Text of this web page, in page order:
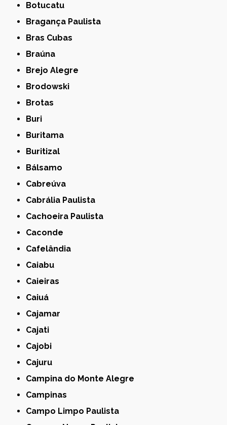
Botucatu
Bragança Paulista
Bras Cubas
Braúna
Brejo Alegre
Brodowski
Brotas
Buri
Buritama
Buritizal
Bálsamo
Cabreúva
Cabrália Paulista
Cachoeira Paulista
Caconde
Cafelândia
Caiabu
Caieiras
Caiuá
Cajamar
Cajati
Cajobi
Cajuru
Campina do Monte Alegre
Campinas
Campo Limpo Paulista